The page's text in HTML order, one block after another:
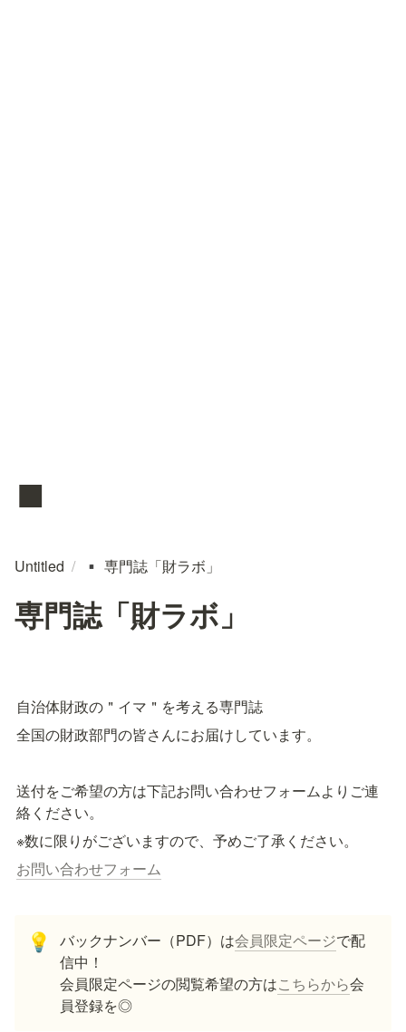
▪️
Untitled / ▪️ 専門誌「財ラボ」
専門誌「財ラボ」
自治体財政の＂イマ＂を考える専門誌
全国の財政部門の皆さんにお届けしています。
送付をご希望の方は下記お問い合わせフォームよりご連
絡ください。
※数に限りがございますので、予めご了承ください。
お問い合わせフォーム
💡 バックナンバー（PDF）は会員限定ページで配
信中！
会員限定ページの閲覧希望の方はこちらから会
員登録を◎